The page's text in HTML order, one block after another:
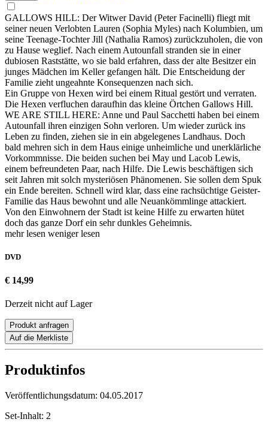
GALLOWS HILL: Der Witwer David (Peter Facinelli) fliegt mit
seiner neuen Verlobten Lauren (Sophia Myles) nach Kolumbien, um
seine Teenage-Tochter Jill (Nathalia Ramos) zurückzuholen, die von
zu Hause weglief. Nach einem Autounfall stranden sie in einer
dubiosen Raststätte, wo sie bald erfahren, dass der alte Besitzer ein
junges Mädchen im Keller gefangen hält. Die Entscheidung der
Familie zieht ungeahnte Konsequenzen nach sich.
Ein Gruppe von Hexen wird bei einem Ritual gestört und verraten.
Die Hexen verfluchen daraufhin das kleine Örtchen Gallows Hill.
WE ARE STILL HERE: Anne und Paul Sacchetti haben bei einem
Autounfall ihren einzigen Sohn verloren. Um wieder zurück ins
Leben zu finden, ziehen sie in ein abgelegenes Landhaus. Doch
bald mehren sich in dem Haus einige unheimliche und unerklärliche
Vorkommnisse. Die beiden suchen bei May und Lacob Lewis,
einem befreundeten Paar, nach Hilfe. Die Lewis beschäftigen sich
seit Jahren mit solch mysteriösen Phänomenen. Sie sollen dem Spuk
ein Ende bereiten. Schnell wird klar, dass eine rachsüchtige Geister-
Familie das Haus bewohnt und alle Neuankömmlinge attackiert.
Von den Einwohnern der Stadt ist keine Hilfe zu erwarten hütet
doch das ganze Dorf ein sehr dunkles Geheimnis.
mehr lesen weniger lesen
DVD
€ 14,99
Derzeit nicht auf Lager
Produkt anfragen
Auf die Merkliste
Produktinfos
Veröffentlichungsdatum: 04.05.2017
Set-Inhalt: 2